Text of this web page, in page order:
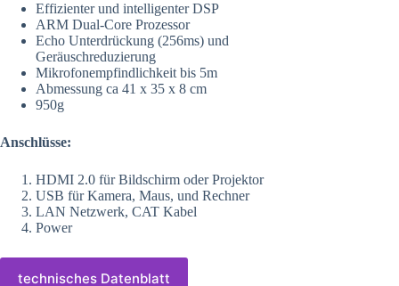
Effizienter und intelligenter DSP
ARM Dual-Core Prozessor
Echo Unterdrückung (256ms) und
Geräuschreduzierung
Mikrofonempfindlichkeit bis 5m
Abmessung ca 41 x 35 x 8 cm
950g
Anschlüsse:
HDMI 2.0 für Bildschirm oder Projektor
USB für Kamera, Maus, und Rechner
LAN Netzwerk, CAT Kabel
Power
technisches Datenblatt